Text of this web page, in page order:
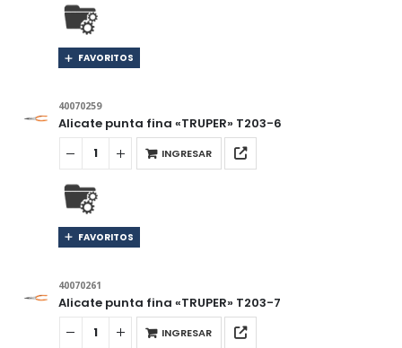
FAVORITOS
40070259
Alicate punta fina «TRUPER» T203-6
INGRESAR
FAVORITOS
40070261
Alicate punta fina «TRUPER» T203-7
INGRESAR